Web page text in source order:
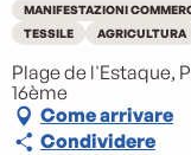
MANIFESTAZIONI
TESSILE
AGRICULTURA
Plage de l'Estaque,
16ème
Come arrivare
Condividere